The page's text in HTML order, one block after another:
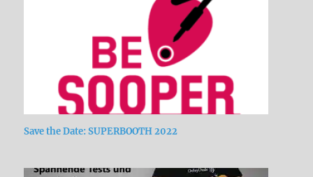
Save the Date: SUPERBOOTH 2022